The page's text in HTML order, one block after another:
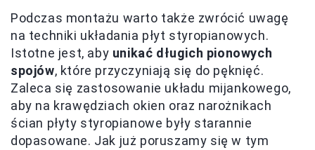
Podczas montażu warto także zwrócić uwagę
na techniki układania płyt styropianowych.
Istotne jest, aby unikać długich pionowych
spojów, które przyczyniają się do pęknięć.
Zaleca się zastosowanie układu mijankowego,
aby na krawędziach okien oraz narożnikach
ścian płyty styropianowe były starannie
dopasowane. Jak już poruszamy się w tym